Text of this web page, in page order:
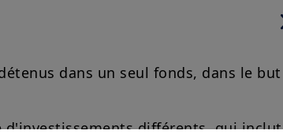
dans un seul fonds, dans le but
différents, qui inclut